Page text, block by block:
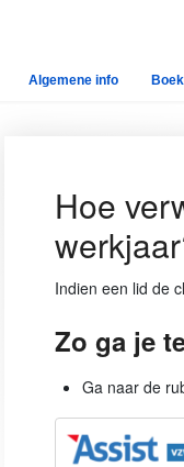
Algemene info
Hoe
Indien een lid de
Zo ga je
Ga naar de